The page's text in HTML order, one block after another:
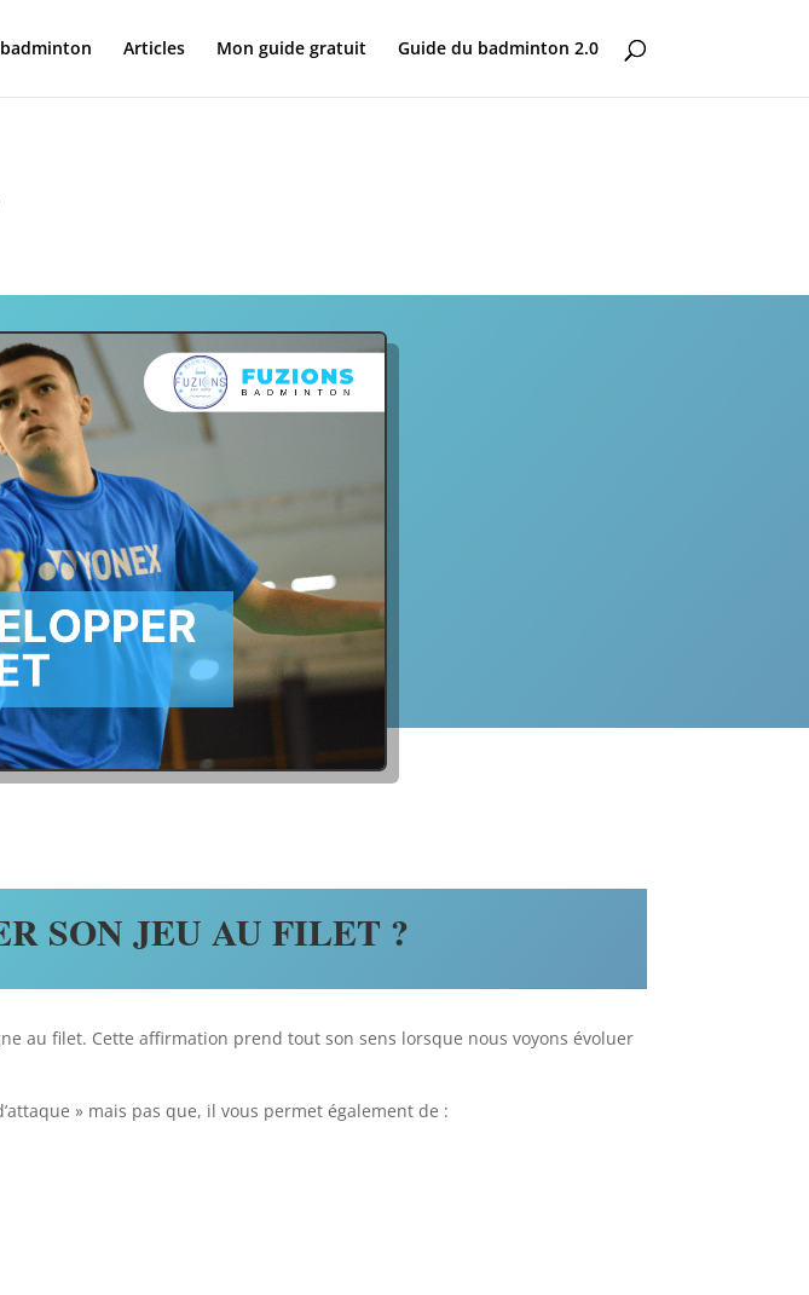
Articles Mon guide gratuit Guide du badminton 2.0
SON JEU AU FILET ?
au filet. Cette affirmation prend tout son sens lorsque nous voyons évoluer
» mais pas que, il vous permet également de :